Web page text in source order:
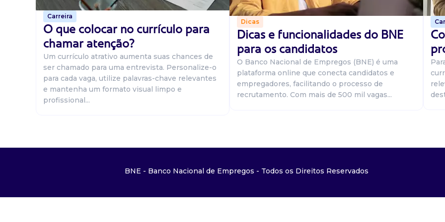
Carreira
O que colocar no currículo para
chamar atenção?
Um currículo atrativo aumenta suas chances de
ser chamado para uma entrevista. Personalize-o
para cada vaga, utilize palavras-chave relevantes
e mantenha um formato visual limpo e
profissional...
Dicas
Dicas e funcionalidades do BNE
para os candidatos
O Banco Nacional de Empregos (BNE) é uma
plataforma online que conecta candidatos e
empregadores, facilitando o processo de
recrutamento. Com mais de 500 mil vagas...
BNE - Banco Nacional de Empregos - Todos os Direitos Reservados